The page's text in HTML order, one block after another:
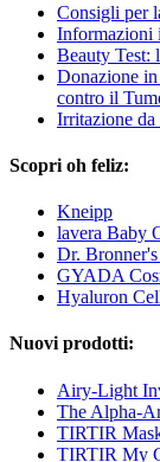
Consigli per
Informazioni
Beauty Test:
Donazione
contro il
Irritazione da
Scopri oh feliz:
Kneipp
lavera Baby
Dr.
GYADA
Hyaluron
Nuovi prodotti:
Airy-Light
The Alpha-
TIRTIR
TIRTIR My